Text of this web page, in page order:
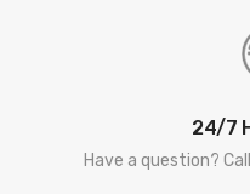
24/7
Have a question?